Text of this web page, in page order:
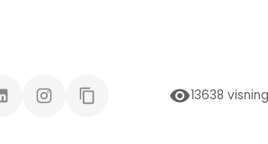
13638